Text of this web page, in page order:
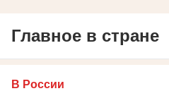
Главное в стране
В России